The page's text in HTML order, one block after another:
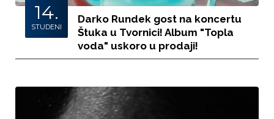
14.
STUDENI
Darko Rundek gost na koncertu
Štuka u Tvornici! Album "Topla
voda" uskoro u prodaji!